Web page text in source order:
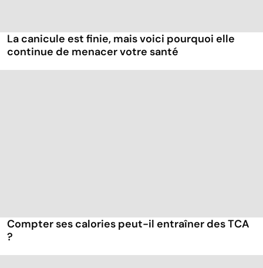
La canicule est finie, mais voici pourquoi elle
continue de menacer votre santé
Compter ses calories peut-il entraîner des TCA
?